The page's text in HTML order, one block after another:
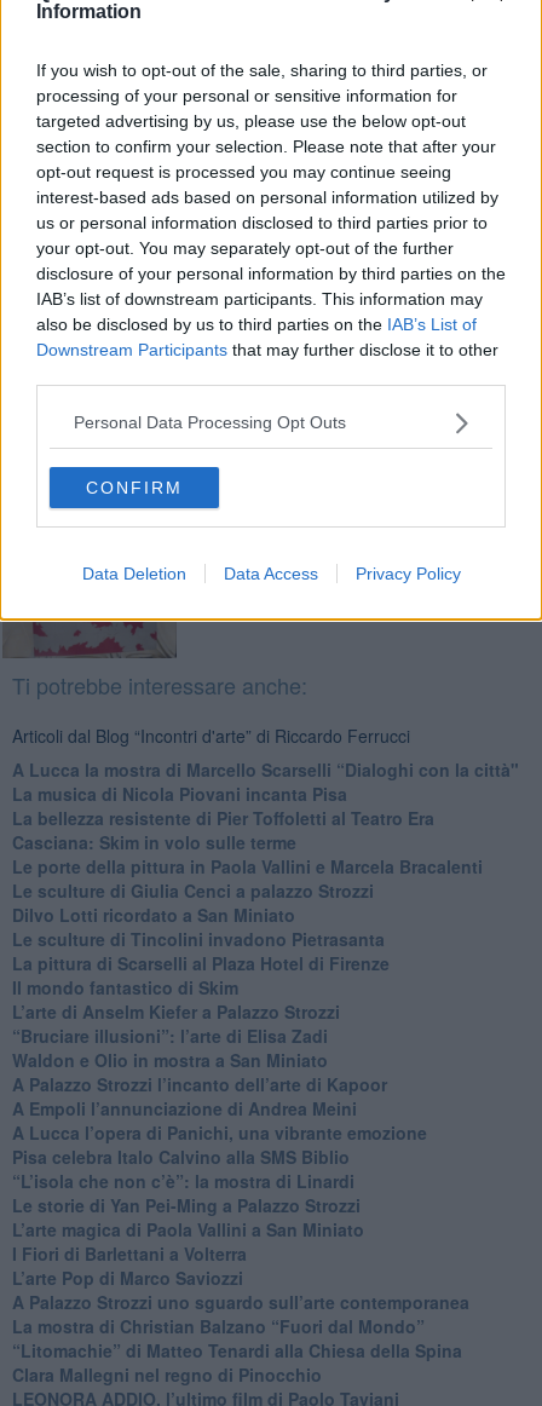
Information
If you wish to opt-out of the sale, sharing to third parties, or
processing of your personal or sensitive information for
targeted advertising by us, please use the below opt-out
section to confirm your selection. Please note that after your
opt-out request is processed you may continue seeing
interest-based ads based on personal information utilized by
us or personal information disclosed to third parties prior to
your opt-out. You may separately opt-out of the further
disclosure of your personal information by third parties on the
IAB’s list of downstream participants. This information may
also be disclosed by us to third parties on the IAB’s List of
Downstream Participants that may further disclose it to other
Personal Data Processing Opt Outs
CONFIRM
Data Deletion Data Access Privacy Policy
sto progettando delle sculture che riportano in primo piano la
Riccardo Ferrucci
Se vuoi leggere le notizie principali della Toscana iscriviti alla
Newsletter QUInews - ToscanaMedia.Arriva gratis tutti i giorni
alle 20:00 direttamente nella tua casella di posta.
Basta cliccare QUI
Fotogallery
Ti potrebbe interessare anche:
Articoli dal Blog “Incontri d'arte” di Riccardo Ferrucci
A Lucca la mostra di Marcello Scarselli “Dialoghi con la città"
​La musica di Nicola Piovani incanta Pisa
​La bellezza resistente di Pier Toffoletti al Teatro Era
​Casciana: Skim in volo sulle terme
​Le porte della pittura in Paola Vallini e Marcela Bracalenti
​Le sculture di Giulia Cenci a palazzo Strozzi
​Dilvo Lotti ricordato a San Miniato
​Le sculture di Tincolini invadono Pietrasanta
La pittura di Scarselli al Plaza Hotel di Firenze
​Il mondo fantastico di Skim
​L’arte di Anselm Kiefer a Palazzo Strozzi
​“Bruciare illusioni”: l’arte di Elisa Zadi
​Waldon e Olio in mostra a San Miniato
​A Palazzo Strozzi l’incanto dell’arte di Kapoor
​A Empoli l’annunciazione di Andrea Meini
A Lucca l’opera di Panichi, una vibrante emozione
Pisa celebra Italo Calvino alla SMS Biblio
“L’isola che non c’è”: la mostra di Linardi
​Le storie di Yan Pei-Ming a Palazzo Strozzi
​L’arte magica di Paola Vallini a San Miniato
​I Fiori di Barlettani a Volterra
​L’arte Pop di Marco Saviozzi
​A Palazzo Strozzi uno sguardo sull’arte contemporanea
La mostra di Christian Balzano “Fuori dal Mondo”
​“Litomachie” di Matteo Tenardi alla Chiesa della Spina
​Clara Mallegni nel regno di Pinocchio
​LEONORA ADDIO, l’ultimo film di Paolo Taviani